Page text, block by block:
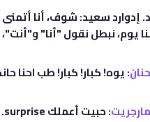
د. إدوارد سعيد: شوف، أنا
يوم، نبطل نقول "أنا"
حنان: يوه! كبار! كبار! طب احنا
مارجريت: حبيت أعملك surprise.